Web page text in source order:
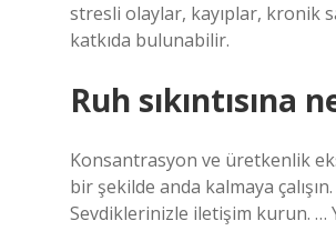
stresli olaylar, kayıplar, kronik
katkıda bulunabilir.
Ruh sıkıntısına
Konsantrasyon ve üretkenlik
bir şekilde anda kalmaya
Sevdiklerinizle iletişim kurun. …